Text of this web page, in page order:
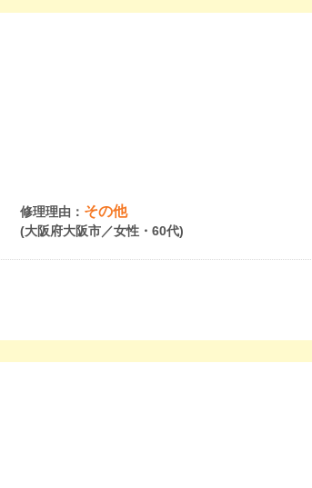
修理理由： その他
(大阪府大阪市／女性・60代)